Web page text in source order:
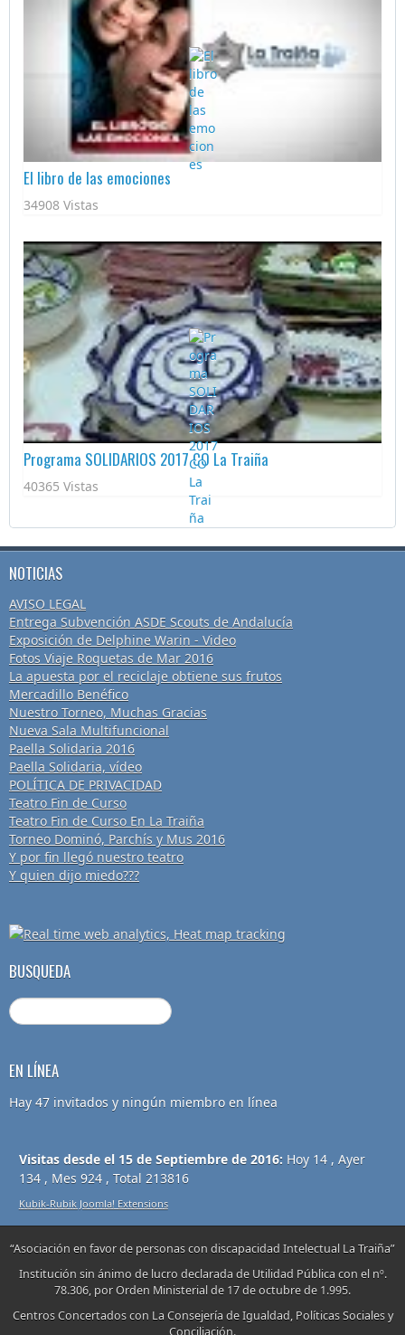
El libro de las emociones
34908 Vistas
Programa SOLIDARIOS 2017 CO La Traiña
40365 Vistas
NOTICIAS
AVISO LEGAL
Entrega Subvención ASDE Scouts de Andalucía
Exposición de Delphine Warin - Video
Fotos Viaje Roquetas de Mar 2016
La apuesta por el reciclaje obtiene sus frutos
Mercadillo Benéfico
Nuestro Torneo, Muchas Gracias
Nueva Sala Multifuncional
Paella Solidaria 2016
Paella Solidaria, vídeo
POLÍTICA DE PRIVACIDAD
Teatro Fin de Curso
Teatro Fin de Curso En La Traiña
Torneo Dominó, Parchís y Mus 2016
Y por fin llegó nuestro teatro
Y quien dijo miedo???
BUSQUEDA
EN LÍNEA
Hay 47 invitados y ningún miembro en línea
Visitas desde el 15 de Septiembre de 2016: Hoy 14 , Ayer
134 , Mes 924 , Total 213816
Kubik-Rubik Joomla! Extensions
“Asociación en favor de personas con discapacidad Intelectual La Traiña”
Institución sin ánimo de lucro declarada de Utilidad Pública con el nº.
78.306, por Orden Ministerial de 17 de octubre de 1.995.
Centros Concertados con La Consejería de Igualdad, Políticas Sociales y
Conciliación.